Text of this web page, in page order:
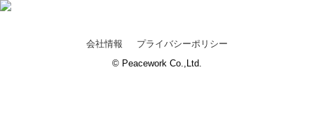
会社情報
プライバシーポリシー
© Peacework Co.,Ltd.